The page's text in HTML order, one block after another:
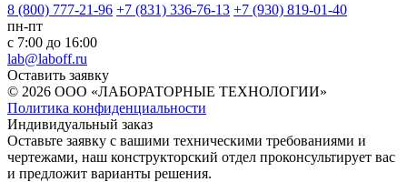
8 (800) 777-21-96 +7 (831) 336-76-13 +7 (930) 819-01-40
пн-пт
с 7:00 до 16:00
lab@laboff.ru
Оставить заявку
© 2026 ООО «ЛАБОРАТОРНЫЕ ТЕХНОЛОГИИ»
Политика конфиденциальности
Индивидуальный заказ
Оставьте заявку с вашими техническими требованиями и
чертежами, наш конструкторский отдел проконсультирует вас
и предложит варианты решения.